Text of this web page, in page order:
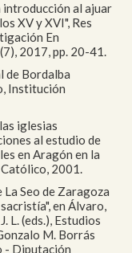
introducción al ajuar
XV y XVI", Res
En
2017, pp. 20-41.
de Bordalba
Institución
iglesias
al estudio de
en Aragón en la
2001.
La Seo de Zaragoza
en Álvaro,
L. (eds.), Estudios
M. Borrás
- Diputación